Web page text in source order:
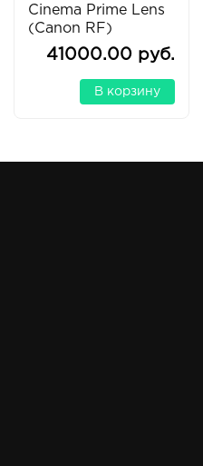
Cinema Prime Lens
(Canon RF)
41000.00 руб.
В корзину